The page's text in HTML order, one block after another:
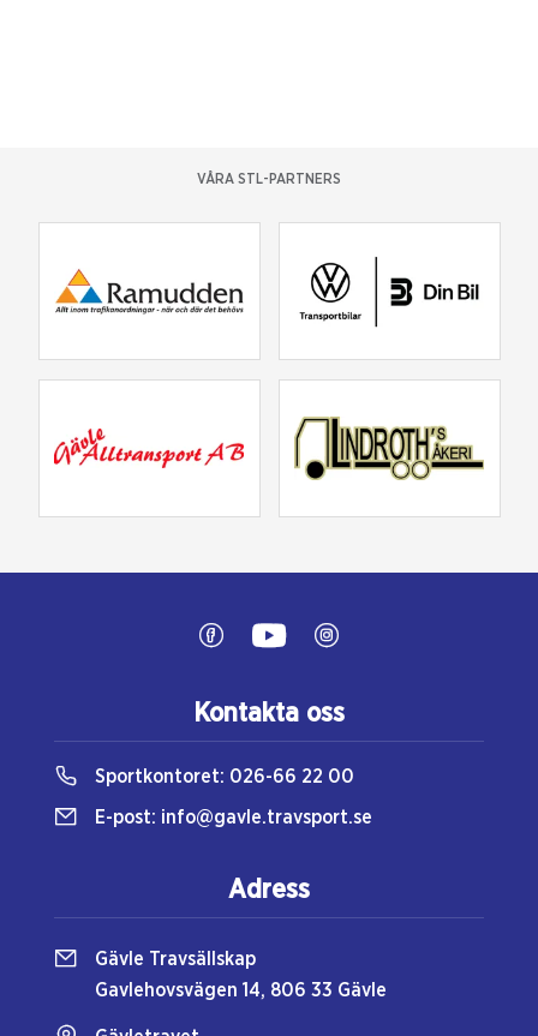
VÅRA STL-PARTNERS
Kontakta oss
Sportkontoret: 026-66 22 00
E-post: info@gavle.travsport.se
Adress
Gävle Travsällskap
Gavlehovsvägen 14, 806 33 Gävle